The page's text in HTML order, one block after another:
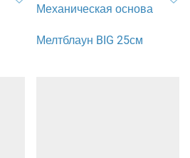
Механическая основа
Мелтблаун BIG 25см